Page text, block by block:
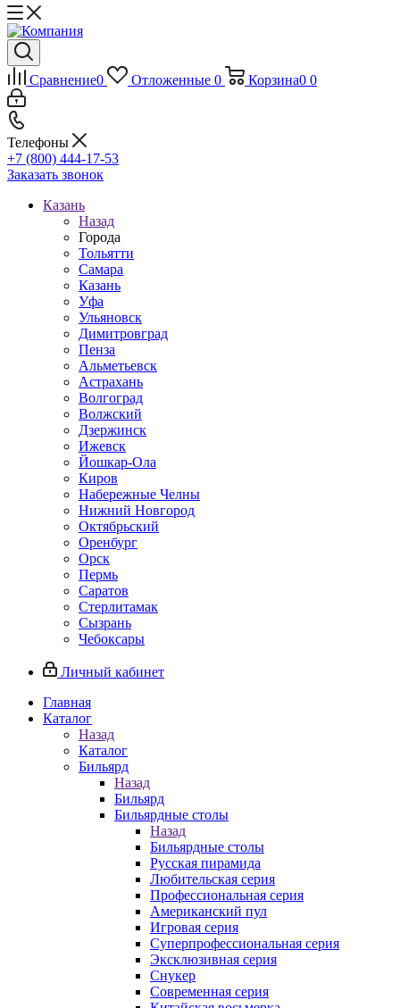
Сравнение0 Отложенные 0 Корзина0 0
Телефоны
+7 (800) 444-17-53
Заказать звонок
Казань
Назад
Города
Тольятти
Самара
Казань
Уфа
Ульяновск
Димитровград
Пенза
Альметьевск
Астрахань
Волгоград
Волжский
Дзержинск
Ижевск
Йошкар-Ола
Киров
Набережные Челны
Нижний Новгород
Октябрьский
Оренбург
Орск
Пермь
Саратов
Стерлитамак
Сызрань
Чебоксары
Личный кабинет
Главная
Каталог
Назад
Каталог
Бильярд
Назад
Бильярд
Бильярдные столы
Назад
Бильярдные столы
Русская пирамида
Любительская серия
Профессиональная серия
Американский пул
Игровая серия
Суперпрофессиональная серия
Эксклюзивная серия
Снукер
Современная серия